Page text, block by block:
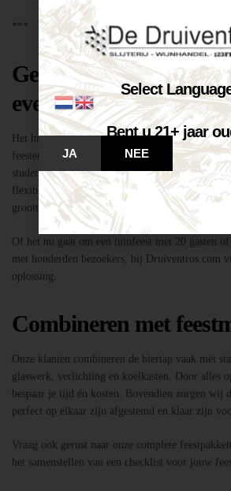
***
Geschikt voor elk type
evenement
Het huren van een biertap in locatie Breda is
feesten thuis, maar ook voor
studentenfeestjes en verenigingsactiviteiten.
flexibiliteit van onze tapinstallaties kunnen we
grootte en aard van elk evenement.
Of het nu gaat om een tuinfeest met 20 gasten
met honderden bezoekers, bij Druiventros.com
oplossing.
Combineren met
Onze klanten combineren de biertap vaak met
glaswerk, verlichting en koelkasten. Door alles
bespaar je tijd én kosten. Bovendien zorgen wij
perfect op elkaar zijn afgestemd en klaar zijn
Vraag ook gerust naar onze complete
het samenstellen van een checklist voor jouw
Select
Bent u 21+ jaar
JA NEE